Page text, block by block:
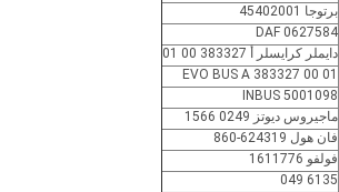
برتوجا 45402001
DAF 0627584
دايملر كرايسلر أ 383327 00 01
EVO BUS A 383327 00 01
INBUS 5001098
ماجيروس ديوتز 0249 1566
فان هول 624319-860
فولفو 1611776
6135 049